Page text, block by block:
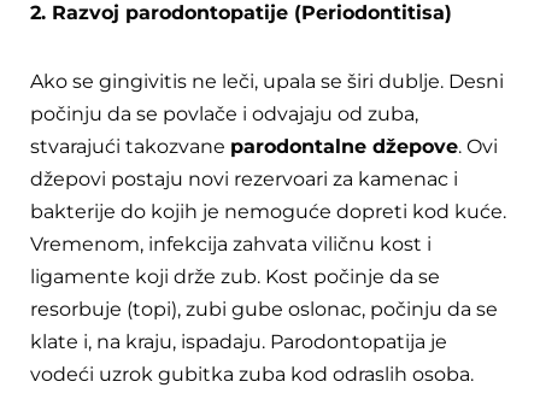
2. Razvoj parodontopatije (Periodontitisa)
Ako se gingivitis ne leči, upala se širi dublje. Desni
počinju da se povlače i odvajaju od zuba,
stvarajući takozvane parodontalne džepove. Ovi
džepovi postaju novi rezervoari za kamenac i
bakterije do kojih je nemoguće dopreti kod kuće.
Vremenom, infekcija zahvata viličnu kost i
ligamente koji drže zub. Kost počinje da se
resorbuje (topi), zubi gube oslonac, počinju da se
klate i, na kraju, ispadaju. Parodontopatija je
vodeći uzrok gubitka zuba kod odraslih osoba.